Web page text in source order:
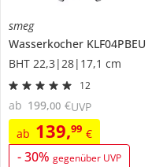
smeg
Wasserkocher KLF04PBEU
BHT 22,3|28|17,1 cm
12
ab 139,99 €
-30% gegenüber UVP
ab 199,00 €UVP